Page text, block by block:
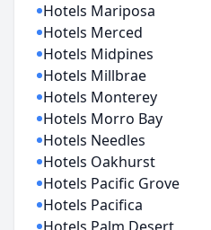
Hotels Mariposa
Hotels Merced
Hotels Midpines
Hotels Millbrae
Hotels Monterey
Hotels Morro Bay
Hotels Needles
Hotels Oakhurst
Hotels Pacific Grove
Hotels Pacifica